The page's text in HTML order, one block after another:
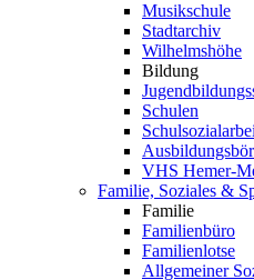
Musikschule
Stadtarchiv
Wilhelmshöhe
Bildung
Schulen
VHS Hemer-
Familie, Soziales &
Familie
Familienbüro
Familienlotse
Allgemeiner